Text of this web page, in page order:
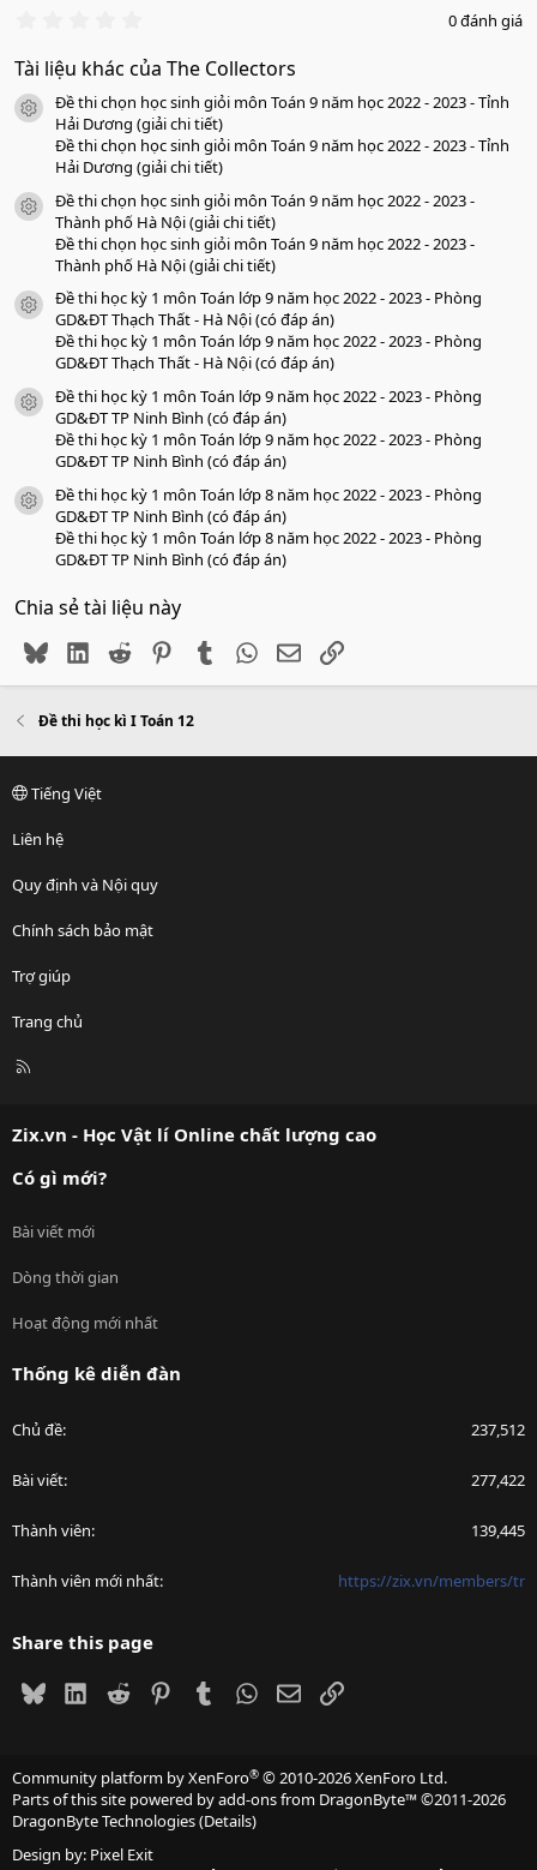
0
0
a
o
0 đánh giá
Tài liệu khác của The Collectors
icon tài liệu
Đề thi chọn học sinh giỏi môn Toán 9 năm học 2022 - 2023 - Tỉnh
Hải Dương (giải chi tiết)
Đề thi chọn học sinh giỏi môn Toán 9 năm học 2022 - 2023 - Tỉnh
Hải Dương (giải chi tiết)
icon tài liệu
Đề thi chọn học sinh giỏi môn Toán 9 năm học 2022 - 2023 -
Thành phố Hà Nội (giải chi tiết)
Đề thi chọn học sinh giỏi môn Toán 9 năm học 2022 - 2023 -
Thành phố Hà Nội (giải chi tiết)
icon tài liệu
Đề thi học kỳ 1 môn Toán lớp 9 năm học 2022 - 2023 - Phòng
GD&ĐT Thạch Thất - Hà Nội (có đáp án)
Đề thi học kỳ 1 môn Toán lớp 9 năm học 2022 - 2023 - Phòng
GD&ĐT Thạch Thất - Hà Nội (có đáp án)
icon tài liệu
Đề thi học kỳ 1 môn Toán lớp 9 năm học 2022 - 2023 - Phòng
GD&ĐT TP Ninh Bình (có đáp án)
Đề thi học kỳ 1 môn Toán lớp 9 năm học 2022 - 2023 - Phòng
GD&ĐT TP Ninh Bình (có đáp án)
icon tài liệu
Đề thi học kỳ 1 môn Toán lớp 8 năm học 2022 - 2023 - Phòng
GD&ĐT TP Ninh Bình (có đáp án)
Đề thi học kỳ 1 môn Toán lớp 8 năm học 2022 - 2023 - Phòng
GD&ĐT TP Ninh Bình (có đáp án)
Chia sẻ tài liệu này
BlueskyLinkedIn
Reddit PinterestTumblr WhatsApp
EmailLink
Đề thi học kì I Toán 12
Tiếng Việt
Liên hệ
Quy định và Nội quy
Chính sách bảo mật
Trợ giúp
Trang chủ
R
Zix.vn - Học Vật lí Online chất lượng cao
Có gì mới?
Bài viết mới
Dòng thời gian
Hoạt động mới nhất
Thống kê diễn đàn
Chủ đề 237,512
Bài viết 277,422
Thành viên 139,445
Thành viên mới nhất https://zix.vn/members/tr
Share this page
BlueskyLinkedIn
Reddit PinterestTumblrWhatsApp
EmailLink
Community platform by XenForo® © 2010-2026 XenForo Ltd.
Parts of this site powered byadd-ons from DragonByte™©2011-2026
DragonByte Technologies(Details)
Design by: Pixel Exit